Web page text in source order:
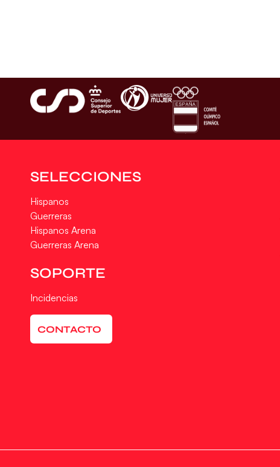
SELECCIONES
Hispanos
Guerreras
Hispanos Arena
Guerreras Arena
SOPORTE
Incidencias
CONTACTO